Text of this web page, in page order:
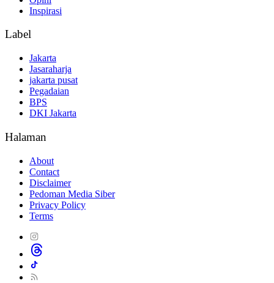
Inspirasi
Label
Jakarta
Jasaraharja
jakarta pusat
Pegadaian
BPS
DKI Jakarta
Halaman
About
Contact
Disclaimer
Pedoman Media Siber
Privacy Policy
Terms